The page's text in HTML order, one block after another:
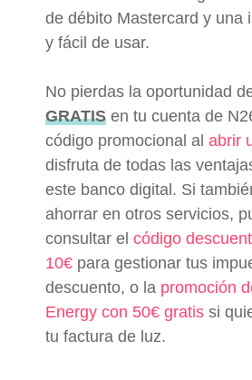
de débito Mastercard y una
y fácil de usar.
No pierdas la oportunidad
GRATIS en tu cuenta de
código promocional al abrir
disfruta de todas las
este banco digital. Si
ahorrar en otros servicios,
consultar el código
10€ para gestionar tus
descuento, o la promoción
Energy con 50€ gratis si
tu factura de luz.